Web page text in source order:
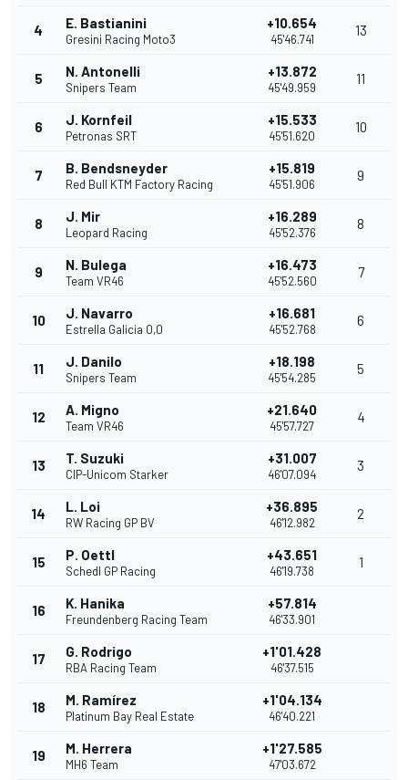
4 E. Bastianini
Gresini Racing Moto3
+10.654
45'46.741
13
5 N. Antonelli
Snipers Team
+13.872
45'49.959
11
6 J. Kornfeil
Petronas SRT
+15.533
45'51.620
10
7 B. Bendsneyder
Red Bull KTM Factory Racing
+15.819
45'51.906
9
8 J. Mir
Leopard Racing
+16.289
45'52.376
8
9 N. Bulega
Team VR46
+16.473
45'52.560
7
10 J. Navarro
Estrella Galicia 0,0
+16.681
45'52.768
6
11 J. Danilo
Snipers Team
+18.198
45'54.285
5
12 A. Migno
Team VR46
+21.640
45'57.727
4
13 T. Suzuki
CIP-Unicom Starker
+31.007
46'07.094
3
14 L. Loi
RW Racing GP BV
+36.895
46'12.982
2
15 P. Oettl
Schedl GP Racing
+43.651
46'19.738
1
16 K. Hanika
Freundenberg Racing Team
+57.814
46'33.901
17 G. Rodrigo
RBA Racing Team
+1'01.428
46'37.515
18 M. Ramírez
Platinum Bay Real Estate
+1'04.134
46'40.221
19 M. Herrera
MH6 Team
+1'27.585
47'03.672